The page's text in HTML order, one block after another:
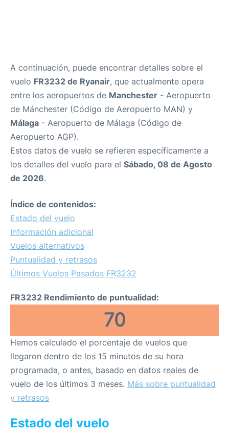
A continuación, puede encontrar detalles sobre el
vuelo FR3232 de Ryanair, que actualmente opera
entre los aeropuertos de Manchester - Aeropuerto
de Mánchester (Código de Aeropuerto MAN) y
Málaga - Aeropuerto de Málaga (Código de
Aeropuerto AGP).
Estos datos de vuelo se refieren específicamente a
los detalles del vuelo para el Sábado, 08 de Agosto
de 2026.
Índice de contenidos:
Estado del vuelo
Información adicional
Vuelos alternativos
Puntualidad y retrasos
Últimos Vuelos Pasados FR3232
FR3232 Rendimiento de puntualidad:
70
Hemos calculado el porcentaje de vuelos que
llegaron dentro de los 15 minutos de su hora
programada, o antes, basado en datos reales de
vuelo de los últimos 3 meses. Más sobre puntualidad
y retrasos
Estado del vuelo